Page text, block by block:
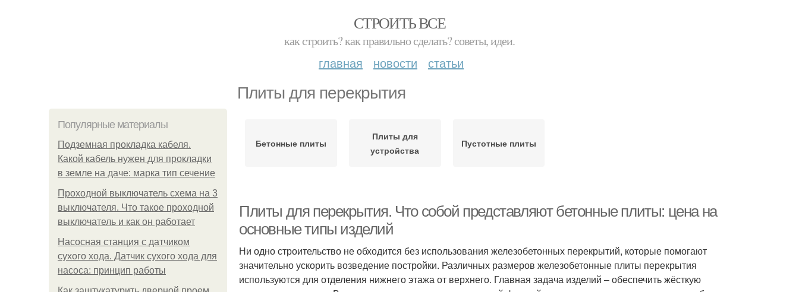
СТРОИТЬ ВСЕ
как строить? как правильно сделать? советы, идеи.
главная новости статьи
Плиты для перекрытия
Популярные материалы
Подземная прокладка кабеля.
Какой кабель нужен для прокладки
в земле на даче: марка тип сечение
Проходной выключатель схема на 3
выключателя. Что такое проходной
выключатель и как он работает
Насосная станция с датчиком
сухого хода. Датчик сухого хода для
насоса: принцип работы
Бетонные плиты
Плиты для
устройства
Пустотные плиты
Плиты для перекрытия. Что собой представляют бетонные плиты: цена на
основные типы изделий
Ни одно строительство не обходится без использования железобетонных перекрытий, которые помогают
значительно ускорить возведение постройки. Различных размеров железобетонные плиты перекрытия
используются для отделения нижнего этажа от верхнего. Главная задача изделий – обеспечить жёсткую